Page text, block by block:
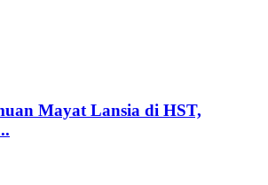
Mayat Lansia di HST,